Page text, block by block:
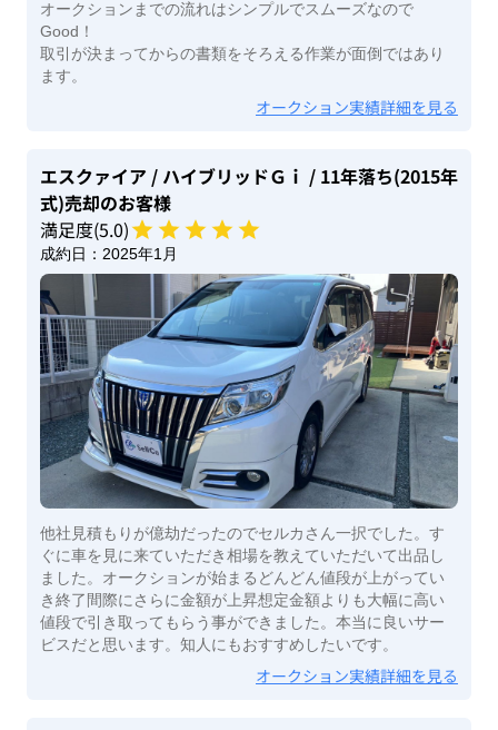
オークションまでの流れはシンプルでスムーズなので
Good！
取引が決まってからの書類をそろえる作業が面倒ではあり
ます。
オークション実績詳細を見る
エスクァイア / ハイブリッドＧｉ / 11年落ち(2015年
式)売却のお客様
満足度(5.0)
成約日： 2025年1月
他社見積もりが億劫だったのでセルカさん一択でした。す
ぐに車を見に来ていただき相場を教えていただいて出品し
ました。オークションが始まるどんどん値段が上がってい
き終了間際にさらに金額が上昇想定金額よりも大幅に高い
値段で引き取ってもらう事ができました。本当に良いサー
ビスだと思います。知人にもおすすめしたいです。
オークション実績詳細を見る